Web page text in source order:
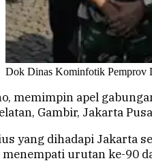
Dok Dinas Kominfotik Pemprov
memimpin apel
Gambir, Jakarta
yang dihadapi
urutan ke-90